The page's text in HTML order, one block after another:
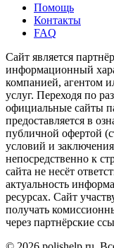
Помощь
Контакты
FAQ
Сайт является
информационный
компанией, агентом
услуг. Переходя по
официальные сайты
предоставляется в
публичной офертой
условий и
непосредственно к
сайта не несёт
актуальность
ресурсах. Сайт
получать
через партнёрские